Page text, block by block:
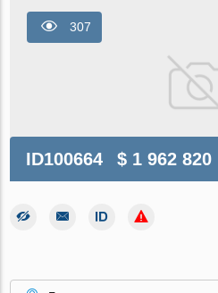
307
ID100664 $ 1 962 820